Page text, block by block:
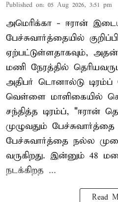
Published on: 05 Aug 2026, 3:51 pm
அமெரிக்கா - ஈரான்
பேச்சுவார்த்தையில்
ஏற்பட்டுள்ளதாகவும், அதன்
மணி நேரத்தில்
அதிபர் டொனால்டு டிரம்ப்
வெள்ளை மாளிகையில்
சந்தித்த டிரம்ப், "ஈரான்
முழுவதும்
பேச்சுவார்த்தை நல்ல
வருகிறது. இன்னும் 48
நடக்கிறத ...
Read